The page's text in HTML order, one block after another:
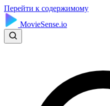
Перейти к содержимому
MovieSense.io